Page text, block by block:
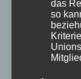
Bei
das
so